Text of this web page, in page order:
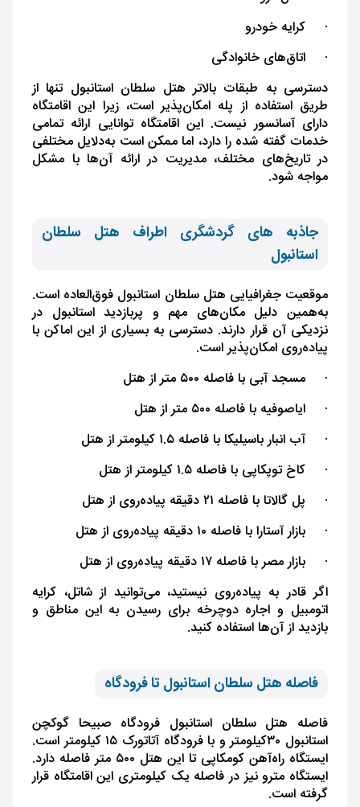
·
کرایه خودرو
·
اتاق‌های خانوادگی
دسترسی به طبقات بالاتر هتل سلطان استانبول تنها از
طریق استفاده از پله امکان‌پذیر است، زیرا این اقامتگاه
دارای آسانسور نیست. این اقامتگاه توانایی ارائه تمامی
خدمات گفته شده را دارد، اما ممکن است به‌دلایل مختلفی
در تاریخ‌های مختلف، مدیریت در ارائه آن‌ها با مشکل
مواجه شود.
جاذبه های گردشگری اطراف هتل سلطان
استانبول
موقعیت جغرافیایی هتل سلطان استانبول فوق‌العاده است.
به‌همین دلیل مکان‌های مهم و پربازدید استانبول در
نزدیکی آن قرار دارند. دسترسی به بسیاری از این اماکن با
پیاده‌روی امکان‌پذیر است.
·
مسجد آبی با فاصله ۵۰۰ متر از هتل
·
ایاصوفیه با فاصله ۵۰۰ متر از هتل
·
آب انبار باسیلیکا با فاصله ۱.۵ کیلومتر از هتل
·
کاخ توپکاپی با فاصله ۱.۵ کیلومتر از هتل
·
پل گالاتا با فاصله ۲۱ دقیقه پیاده‌روی از هتل
·
بازار آستارا با فاصله ۱۰ دقیقه پیاده‌روی از هتل
·
بازار مصر با فاصله ۱۷ دقیقه پیاده‌روی از هتل
اگر قادر به پیاده‌روی نیستید، می‌توانید از شاتل، کرایه
اتومبیل و اجاره دوچرخه برای رسیدن به این مناطق و
بازدید از آن‌ها استفاده کنید.
فاصله هتل سلطان استانبول تا فرودگاه
فاصله هتل سلطان استانبول فرودگاه صبیحا گوکچن
استانبول ۳۰کیلومتر و با فرودگاه آتاتورک ۱۵ کیلومتر است.
ایستگاه راه‌آهن کومکاپی تا این هتل ۵۰۰ متر فاصله دارد.
ایستگاه مترو نیز در فاصله یک کیلومتری این اقامتگاه قرار
گرفته است.